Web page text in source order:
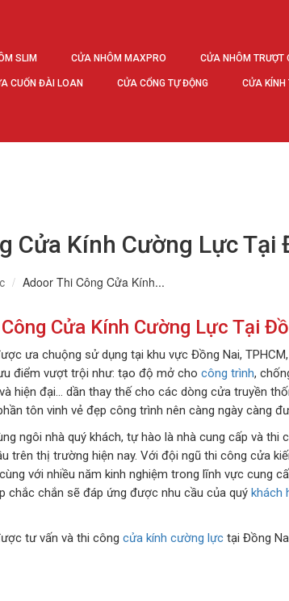
SLIM CỬA NHÔM MAXPRO CỬA NHÔM TRƯỢT
CUỐN ĐÀI LOAN CỬA CỔNG TỰ ĐỘNG CỬA KÍNH
Cửa Kính Cường Lực Tại
Adoor Thi Công Cửa Kính...
Cửa Kính Cường Lực Tại
ưa chuộng sử dụng tại khu vực Đồng Nai,
điểm vượt trội như: tạo độ mở cho công trình,
hiện đại… dần thay thế cho các dòng cửa truyền
tôn vinh vẻ đẹp công trình nên càng ngày càng
ngôi nhà quý khách, tự hào là nhà cung cấp và thi
trên thị trường hiện nay. Với đội ngũ thi công cửa
với nhiều năm kinh nghiệm trong lĩnh vực cung
chắc chắn sẽ đáp ứng được nhu cầu của quý khách
tư vấn và thi công cửa kính cường lực tại Đồng